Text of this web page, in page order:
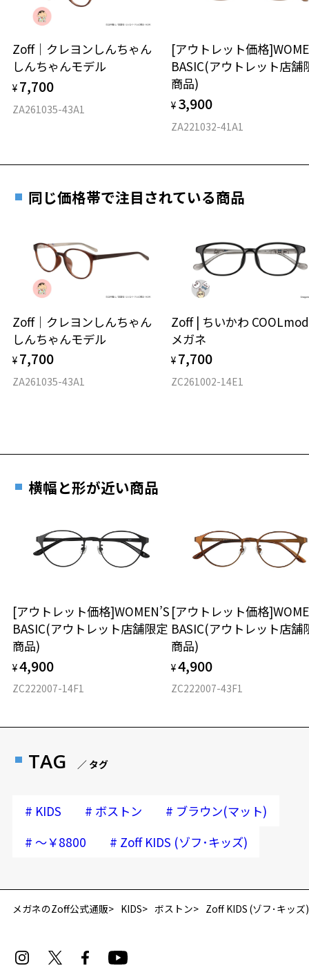
仕上がり寸法
D 仕上がりの横幅：約131mm
16.5g
※着脱式サングラス：デモレンズ、アタッチメント込みの重さ
タイプ
材質
延長されません。
安心2 視力測定無料
視力の変化を早めに発見するために、定期的な視
力測定をおすすめいたします。
安心3 かかり具合調整無料
す。
＜メガネの度数情報がわからない方へ＞
オンラインストアでフレームのみ購入して、
実店舗で度付きにできます
ご購入時に「レンズ交換券」をお選びいただくと、実店舗で
度数を測定のうえ、度付きレンズ（標準セットレンズ）へ無
お近くのZoff実店舗にて度数を測定いただけます（無料）。
その際は記入用紙をダウンロードしてお使いください。
Zoff｜クレヨンしんちゃん
しんちゃんモデル
¥ 7,700
ZA261035-43A1
[アウトレット価格
BASIC(アウトレット店舗
商品)
¥ 3,900
ZA221032-41A1
同じ価格帯で注目されている商品
Zoff｜クレヨンしんちゃん
しんちゃんモデル
¥ 7,700
ZA261035-43A1
Zoff | ちいかわ
メガネ
¥ 7,700
ZC261002-14E1
横幅と形が近い商品
[アウトレット価格]WOMEN’S
BASIC(アウトレット店舗限定
商品)
¥4,900
ZC222007-14F1
[アウトレット価格
BASIC(アウトレット店舗
商品)
¥4,900
ZC222007-43F1
TAG ／ タグ
# KIDS # ボストン # ブラウン(マット)
# ～￥8800 # Zoff KIDS (ゾフ･キッズ)
メガネのZoff公式通販 KIDS ボストン Zoff KIDS (ゾフ･キッズ)